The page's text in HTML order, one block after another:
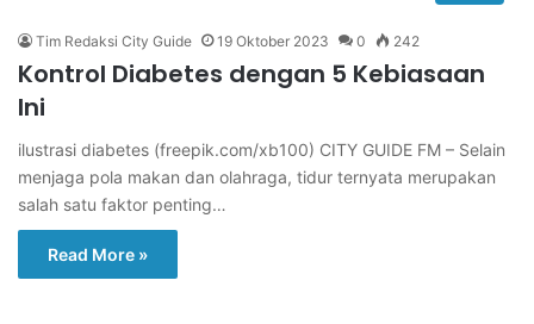
Tim Redaksi City Guide 19 Oktober 2023 0 242
Kontrol Diabetes dengan 5 Kebiasaan
Ini
ilustrasi diabetes (freepik.com/xb100) CITY GUIDE FM – Selain
menjaga pola makan dan olahraga, tidur ternyata merupakan
salah satu faktor penting…
Read More »